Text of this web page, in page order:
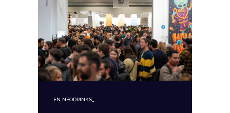
EN NEODRINKS_